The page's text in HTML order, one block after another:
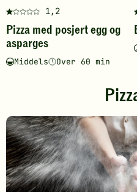
1,2
Denne
oppskriften
har
fått
1
Klikk
for
å
gi
din
vurdering.
Pizza med posjert egg og
asparges
Vanskelighetsgrad
Middels
TilberedningstidOver 60 min